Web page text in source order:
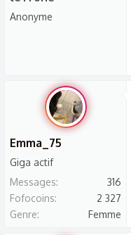
Anonyme
Emma_75
Giga actif
Messages
316
Fofocoins
2 327
Genre
Femme